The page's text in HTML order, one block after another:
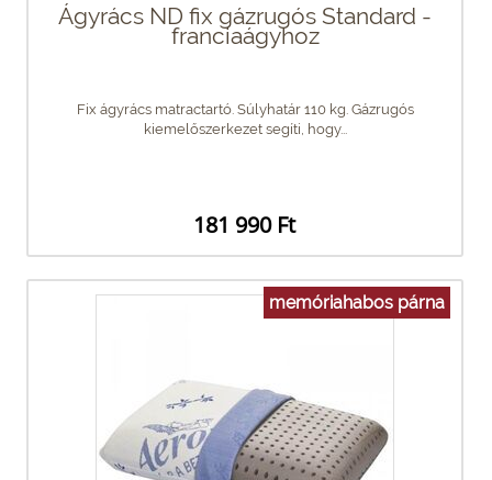
Ágyrács ND fix gázrugós Standard -
franciaágyhoz
Fix ágyrács matractartó. Súlyhatár 110 kg. Gázrugós
kiemelőszerkezet segíti, hogy...
181 990 Ft
memóriahabos párna